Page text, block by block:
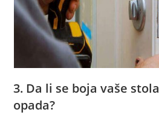
3. Da li se boja vaše
opada?